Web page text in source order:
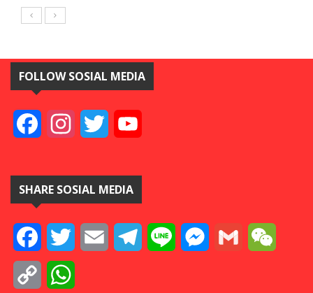
FOLLOW SOSIAL MEDIA
FacebookInstagramTwitter
SHARE SOSIAL MEDIA
FacebookTwitter Email TelegramLine Messenger
Gmail
Copy